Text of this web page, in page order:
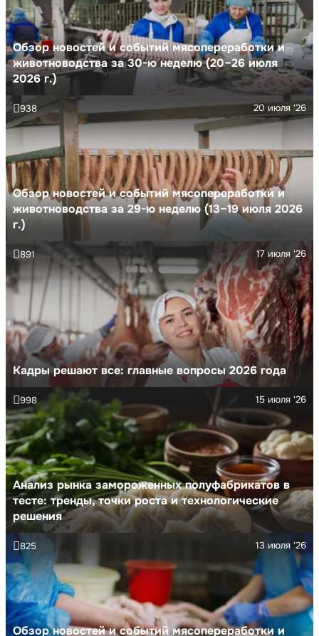
Обзор новостей и событий мясопереработки и
животноводства за 30-ю неделю (20–26 июля
2026 г.)
Обзор новостей и событий мясопереработки и
животноводства за 29-ю неделю (13–19 июля 2026
г.)
20 июля '26
938
Кадры решают все: главные вопросы 2026 года
17 июля '26
891
Анализ рынка замороженных полуфабрикатов в
тесте: тренды, точки роста и технологические
решения
15 июля '26
998
Обзор новостей и событий мясопереработки и
13 июля '26
825